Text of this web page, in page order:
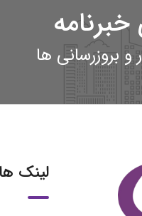
بروزرسانی ها
لینک